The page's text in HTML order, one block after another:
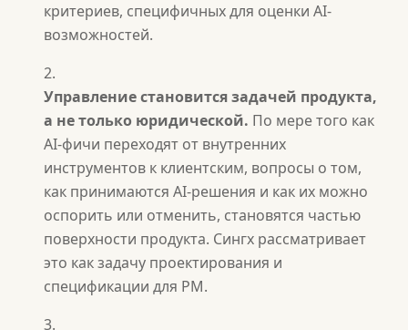
критериев, специфичных для оценки AI-
возможностей.
Управление становится задачей продукта,
а не только юридической. По мере того как
AI-фичи переходят от внутренних
инструментов к клиентским, вопросы о том,
как принимаются AI-решения и как их можно
оспорить или отменить, становятся частью
поверхности продукта. Сингх рассматривает
это как задачу проектирования и
спецификации для PM.